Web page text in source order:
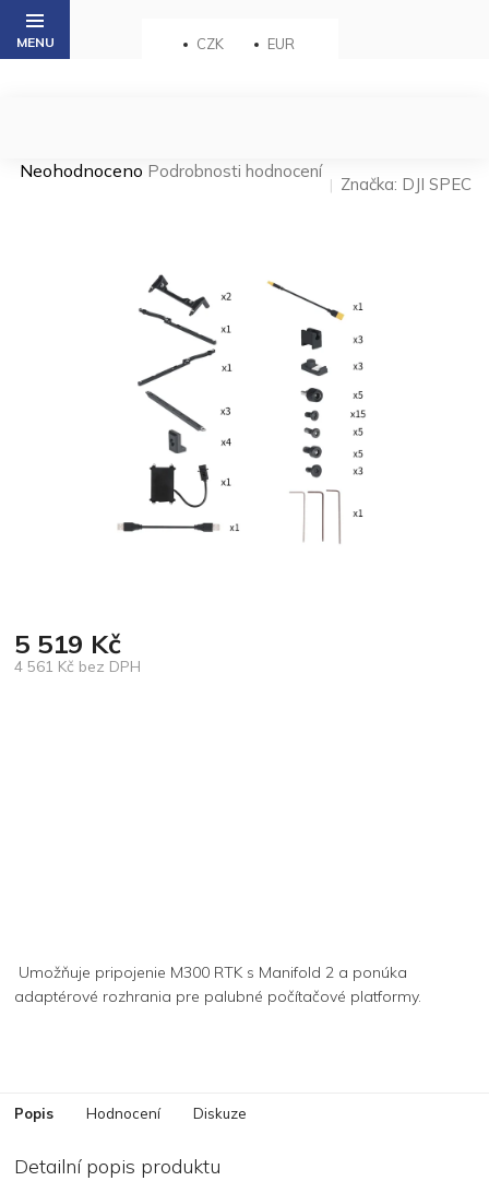
Přejít
obsah
CZK EUR
Průměrné
Neohodnoceno Podrobnosti hodnocení
Značka: DJI SPEC
5 519 Kč
4 561 Kč bez DPH
Umožňuje pripojenie M300 RTK s Manifold 2 a ponúka
adaptérové ​​rozhrania pre palubné počítačové platformy.
Popis Hodnocení Diskuze
Detailní popis produktu